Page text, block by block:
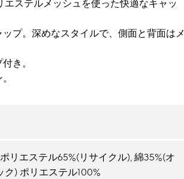
エステルメッシュを使った快適なキャッ
プ。深めなスタイルで、側面と背面はメ
き。
リエステル65%(リサイクル), 綿35%(オ
ク) ポリエステル100%